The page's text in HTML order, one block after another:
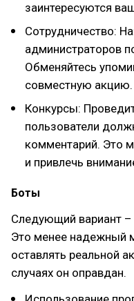
заинтересуются
Сотрудничество:
администраторов
Обменяйтесь
совместную акцию.
Конкурсы:
пользователи
комментарий. Это
и привлечь
Боты
Следующий вариант
Это менее надежный
оставлять реальной
случаях он оправдан.